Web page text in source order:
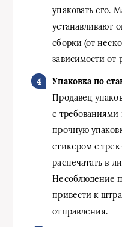
упаковать его.
устанавливают
сборки (от
зависимости от
Упаковка по
Продавец
с требованиями
прочную
стикером с
распечатать в
Несоблюдение
привести к
отправления.